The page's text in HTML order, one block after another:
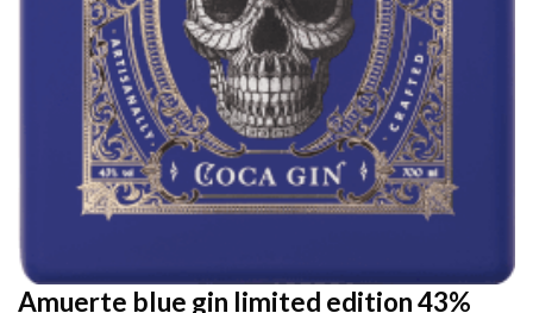
Amuerte blue gin limited edition 43%